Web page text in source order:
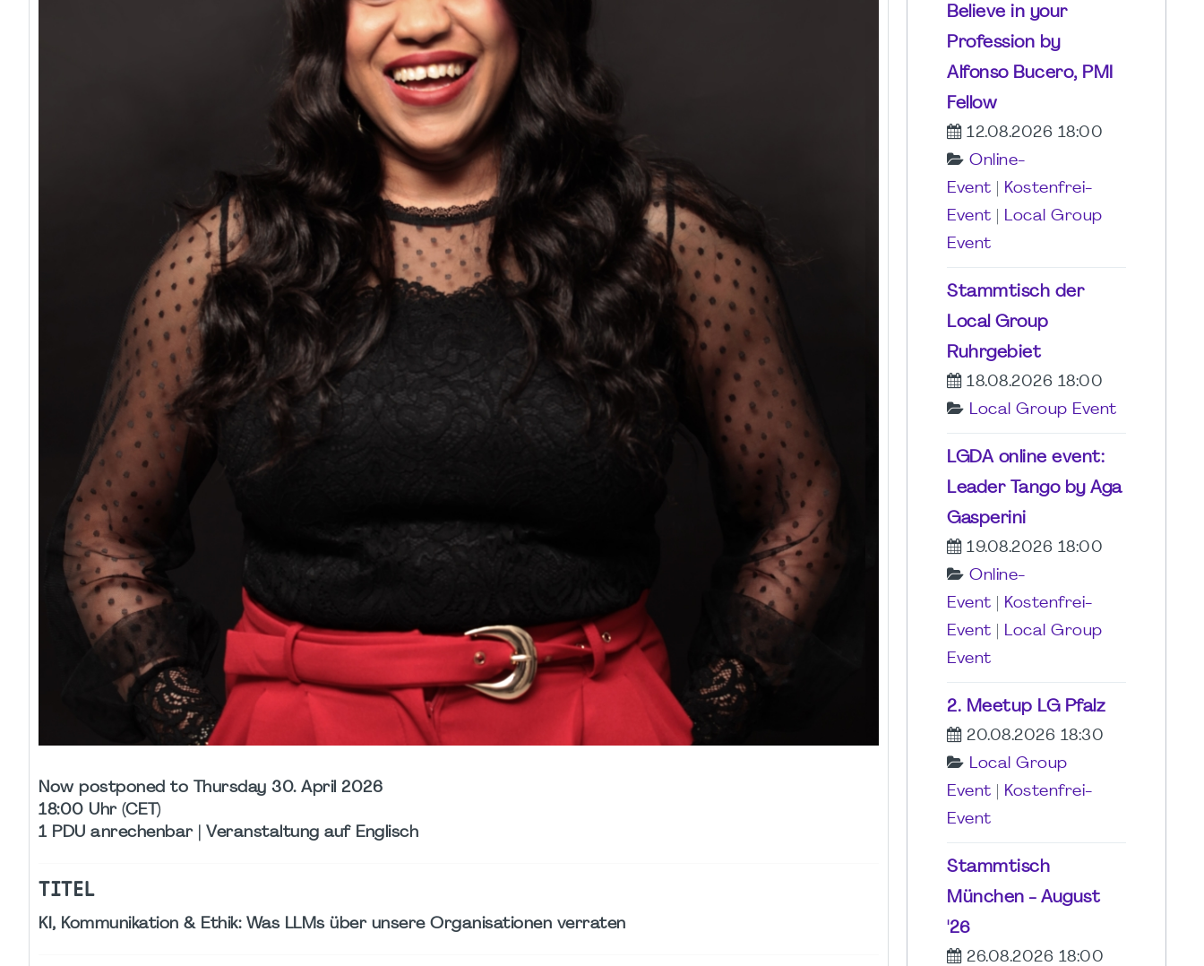
Now postponed to Thursday 30. April 2026
18:00 Uhr (CET)
1 PDU anrechenbar | Veranstaltung auf Englisch
TITEL
KI, Kommunikation & Ethik: Was LLMs über unsere Organisationen verraten
Believe in your
Profession by
Alfonso Bucero, PMI
Fellow
12.08.2026 18:00
Online-
Event
Kostenfrei-
Event
Local Group
Event
Stammtisch der
Local Group
Ruhrgebiet
18.08.2026 18:00
Local Group Event
LGDA online event:
Leader Tango by Aga
Gasperini
19.08.2026 18:00
Online-
Event
Kostenfrei-
Event
Local Group
Event
2. Meetup LG Pfalz
20.08.2026 18:30
Local Group
Event
Kostenfrei-
Event
Stammtisch
München - August
'26
26.08.2026 18:00